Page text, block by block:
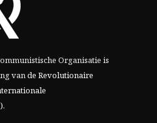
Organisatie is
vande Revolutionaire
.